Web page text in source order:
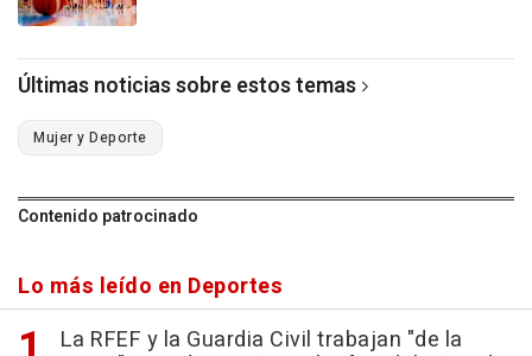
Últimas noticias sobre estos temas
Mujer y Deporte
Contenido patrocinado
Lo más leído en Deportes
La RFEF y la Guardia Civil trabajan "de la